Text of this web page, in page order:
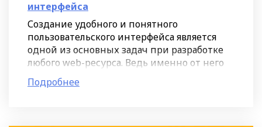
интерфейса
Создание удобного и понятного
пользовательского интерфейса является
одной из основных задач при разработке
любого web-ресурса. Ведь именно от него
зависит, насколько легко людям будет
сориентироваться на сайте и
Подробнее